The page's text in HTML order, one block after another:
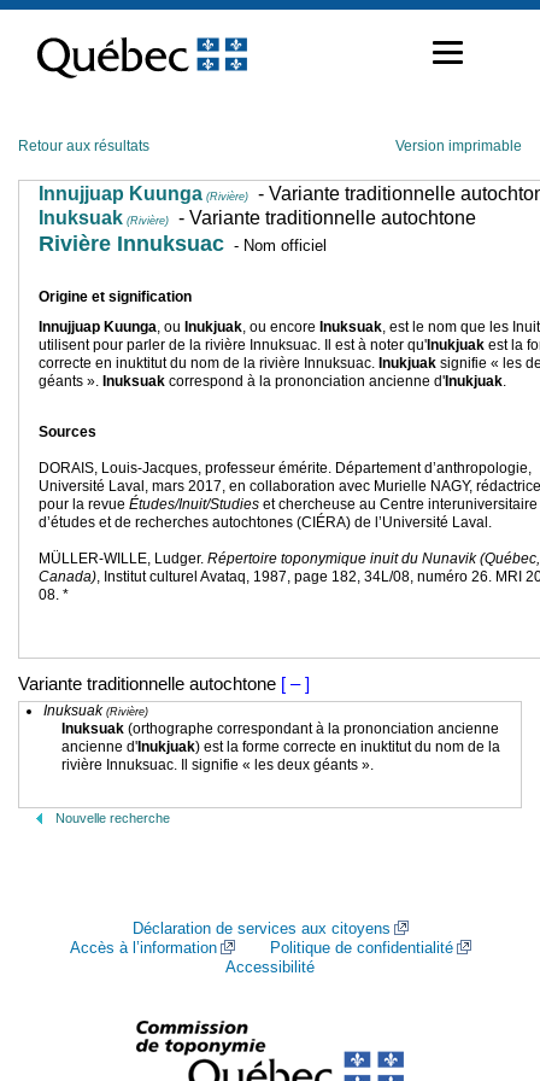
contenu
Retour aux résultats Version imprimable
Innujjuap Kuunga (Rivière)
- Variante traditionnelle
Inuksuak (Rivière) - Variante traditionnelle autochtone
Rivière Innuksuac - Nom officiel
Origine et signification
Innujjuap Kuunga, ou Inukjuak, ou encore Inuksuak, est le nom que les
utilisent pour parler de la rivière Innuksuac. Il est à noter qu' Inukjuak est la
correcte en inuktitut du nom de la rivière Innuksuac. Inukjuak signifie « les
géants ». Inuksuak correspond à la prononciation ancienne d' Inukjuak.
Sources
DORAIS, Louis-Jacques, professeur émérite. Département d’anthropologie,
Université Laval, mars 2017, en collaboration avec Murielle NAGY, rédactrice
pour la revue Études/Inuit/Studies et chercheuse au Centre interuniversitaire
d’études et de recherches autochtones (CIÉRA) de l’Université Laval.
MÜLLER-WILLE, Ludger. Répertoire toponymique inuit du Nunavik (Québec,
Canada), Institut culturel Avataq, 1987, page 182, 34L/08, numéro 26. MRI
08. *
Variante traditionnelle autochtone [ – ]
Inuksuak (Rivière)
Inuksuak (orthographe correspondant à la prononciation ancienne
ancienne d' Inukjuak) est la forme correcte en inuktitut du nom de la
rivière Innuksuac. Il signifie « les deux géants ».
Nouvelle recherche
Déclaration de services aux citoyens
Accès à l’information
Politique de confidentialité
Accessibilité